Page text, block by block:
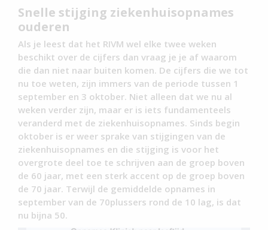
Snelle stijging ziekenhuisopnames
ouderen
Als je leest dat het RIVM wel elke twee weken
beschikt over de cijfers dan vraag je je af waarom
die dan niet naar buiten komen. De cijfers die we tot
nu toe weten, zijn immers van de periode tussen 1
september en 3 oktober. Niet alleen dat we nu al
weken verder zijn, maar er is iets fundamenteels
veranderd met de ziekenhuisopnames. Sinds begin
oktober is er weer sprake van stijgingen van de
ziekenhuisopnames en die stijging is voor het
overgrote deel toe te schrijven aan de groep boven
de 60 jaar, met een sterk accent op de groep boven
de 70 jaar. Terwijl de gemiddelde opnames in
september van de 70plussers rond de 10 lag, is dat
nu bijna 50.